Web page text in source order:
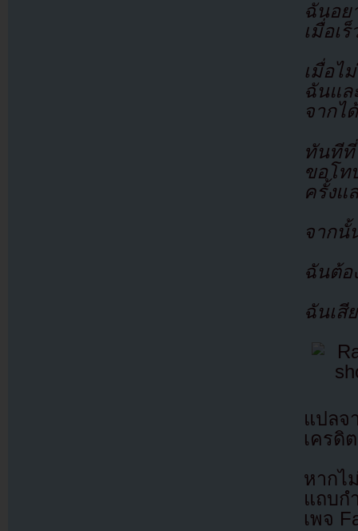
ฉันอย
เมื่อเ
เมื่อไ
ฉันแล
จากไ
ทันทีที่
ขอโท
ครั้งแ
จากนั้
ฉันต้อ
ฉันเสี
แปล
เครดิ
หากไ
แถบก
เพจ